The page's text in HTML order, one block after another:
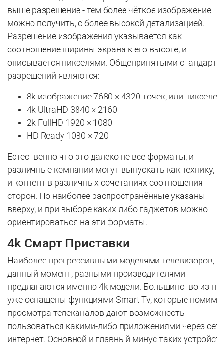
выше разрешение - тем более чёткое изображение
можно получить, с более высокой детализацией.
Разрешение изображения указывается как
соотношение ширины экрана к его высоте, и
описывается пикселями. Общепринятыми
разрешений являются:
8k изображение 7680 × 4320 точек, или
4k UltraHD 3840 × 2160
2k FullHD 1920 × 1080
HD Ready 1080 × 720
Естественно что это далеко не все форматы, и
различные компании могут выпускать как технику,
и контент в различных сочетаниях соотношения
сторон. Но наиболее распространённые указаны
вверху, и при выборе каких либо гаджетов можно
ориентироваться на эти форматы.
4k Смарт Приставки
Наиболее прогрессивными моделями телевизоров,
данный момент, разными производителями
предлагаются именно 4k модели. Большинство из
уже оснащены функциями Smart Tv, которые
просмотра телеканалов дают возможность
пользоваться какими-либо приложениями через
интернет. Основной и главный минус таких